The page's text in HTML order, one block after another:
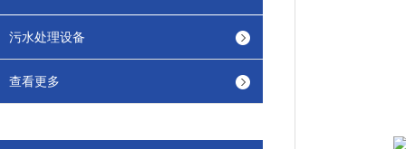
污水处理设备
查看更多